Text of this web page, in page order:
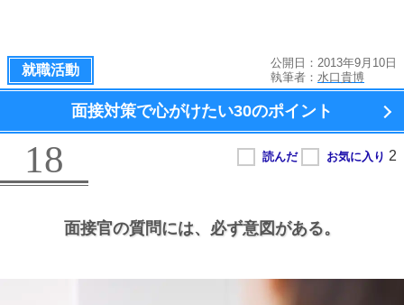
就職活動
公開日：2013年9月10日
執筆者： 水口貴博
面接対策で心がけたい30のポイント
18
面接官の質問には、 必ず意図がある。